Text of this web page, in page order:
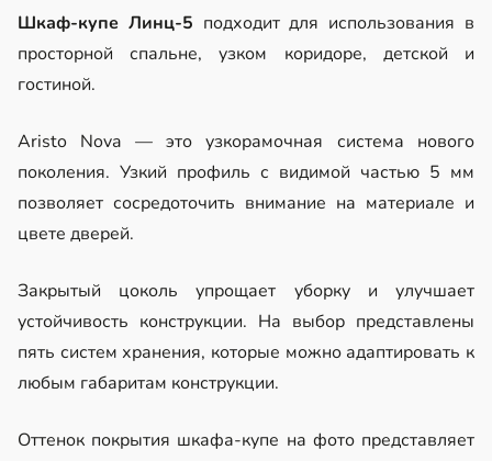
Шкаф-купе Линц-5 подходит для использования в
просторной спальне, узком коридоре, детской и
гостиной.
Aristo Nova — это узкорамочная система нового
поколения. Узкий профиль с видимой частью 5 мм
позволяет сосредоточить внимание на материале и
цвете дверей.
Закрытый цоколь упрощает уборку и улучшает
устойчивость конструкции. На выбор представлены
пять систем хранения, которые можно адаптировать к
любым габаритам конструкции.
Оттенок покрытия шкафа-купе на фото представляет